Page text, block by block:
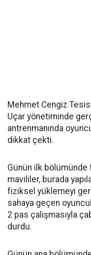
Mehmet Cengiz
Uçar yönetiminde
antrenmanında
dikkat çekti.
Günün ilk
mavililer, burada
fiziksel yüklemeyi
sahaya geçen
2 pas çalışmasıyla
durdu.